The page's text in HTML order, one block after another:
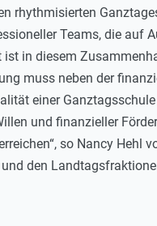
rhythmisierten
Teams, die auf
in diesem
muss neben der
einer
und finanzieller
so Nancy Hehl
den